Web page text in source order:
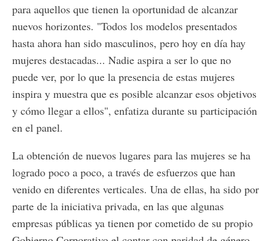
para aquellos que tienen la oportunidad de alcanzar
nuevos horizontes. "Todos los modelos presentados
hasta ahora han sido masculinos, pero hoy en día hay
mujeres destacadas... Nadie aspira a ser lo que no
puede ver, por lo que la presencia de estas mujeres
inspira y muestra que es posible alcanzar esos objetivos
y cómo llegar a ellos", enfatiza durante su participación
en el panel.
La obtención de nuevos lugares para las mujeres se ha
logrado poco a poco, a través de esfuerzos que han
venido en diferentes verticales. Una de ellas, ha sido por
parte de la iniciativa privada, en las que algunas
empresas públicas ya tienen por cometido de su propio